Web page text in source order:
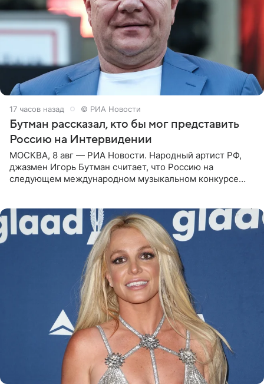
17 часов назад © РИА Новости
Бутман рассказал, кто бы мог представить
Россию на Интервидении
МОСКВА, 8 авг — РИА Новости. Народный артист РФ,
джазмен Игорь Бутман считает, что Россию на
следующем международном музыкальном конкурсе